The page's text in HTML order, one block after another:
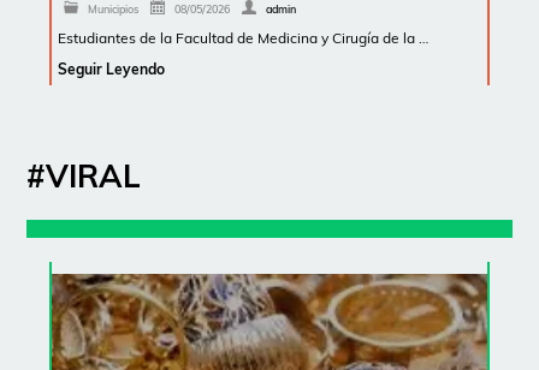
Municipios 08/05/2026 admin
Estudiantes de la Facultad de Medicina y Cirugía de la …
Seguir Leyendo
#VIRAL